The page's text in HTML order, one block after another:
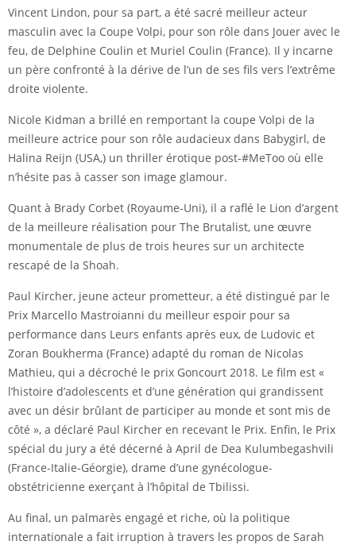
Vincent Lindon, pour sa part, a été sacré meilleur acteur
masculin avec la Coupe Volpi, pour son rôle dans Jouer avec le
feu, de Delphine Coulin et Muriel Coulin (France). Il y incarne
un père confronté à la dérive de l’un de ses fils vers l’extrême
droite violente.
Nicole Kidman a brillé en remportant la coupe Volpi de la
meilleure actrice pour son rôle audacieux dans Babygirl, de
Halina Reijn (USA,) un thriller érotique post-#MeToo où elle
n’hésite pas à casser son image glamour.
Quant à Brady Corbet (Royaume-Uni), il a raflé le Lion d’argent
de la meilleure réalisation pour The Brutalist, une œuvre
monumentale de plus de trois heures sur un architecte
rescapé de la Shoah.
Paul Kircher, jeune acteur prometteur, a été distingué par le
Prix Marcello Mastroianni du meilleur espoir pour sa
performance dans Leurs enfants après eux, de Ludovic et
Zoran Boukherma (France) adapté du roman de Nicolas
Mathieu, qui a décroché le prix Goncourt 2018. Le film est «
l’histoire d’adolescents et d’une génération qui grandissent
avec un désir brûlant de participer au monde et sont mis de
côté », a déclaré Paul Kircher en recevant le Prix. Enfin, le Prix
spécial du jury a été décerné à April de Dea Kulumbegashvili
(France-Italie-Géorgie), drame d’une gynécologue-
obstétricienne exerçant à l’hôpital de Tbilissi.
Au final, un palmarès engagé et riche, où la politique
internationale a fait irruption à travers les propos de Sarah